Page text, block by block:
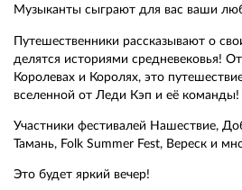
Музыканты сыграют для вас ваши
Путешественники рассказывают о
делятся историями средневековья!
Королевах и Королях, это
вселенной от Леди Кэп и её команды!
Участники фестивалей Нашествие,
Тамань, Folk Summer Fest, Вереск и
Это будет яркий вечер!